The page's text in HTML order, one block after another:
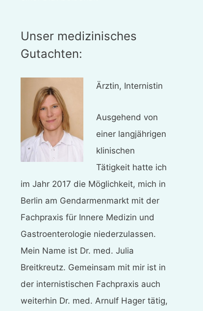
Unser medizinisches
Gutachten:
Ärztin, Internistin
Ausgehend von
einer langjährigen
klinischen
Tätigkeit hatte ich
im Jahr 2017 die Möglichkeit, mich in
Berlin am Gendarmenmarkt mit der
Fachpraxis für Innere Medizin und
Gastroenterologie niederzulassen.
Mein Name ist Dr. med. Julia
Breitkreutz. Gemeinsam mit mir ist in
der internistischen Fachpraxis auch
weiterhin Dr. med. Arnulf Hager tätig,